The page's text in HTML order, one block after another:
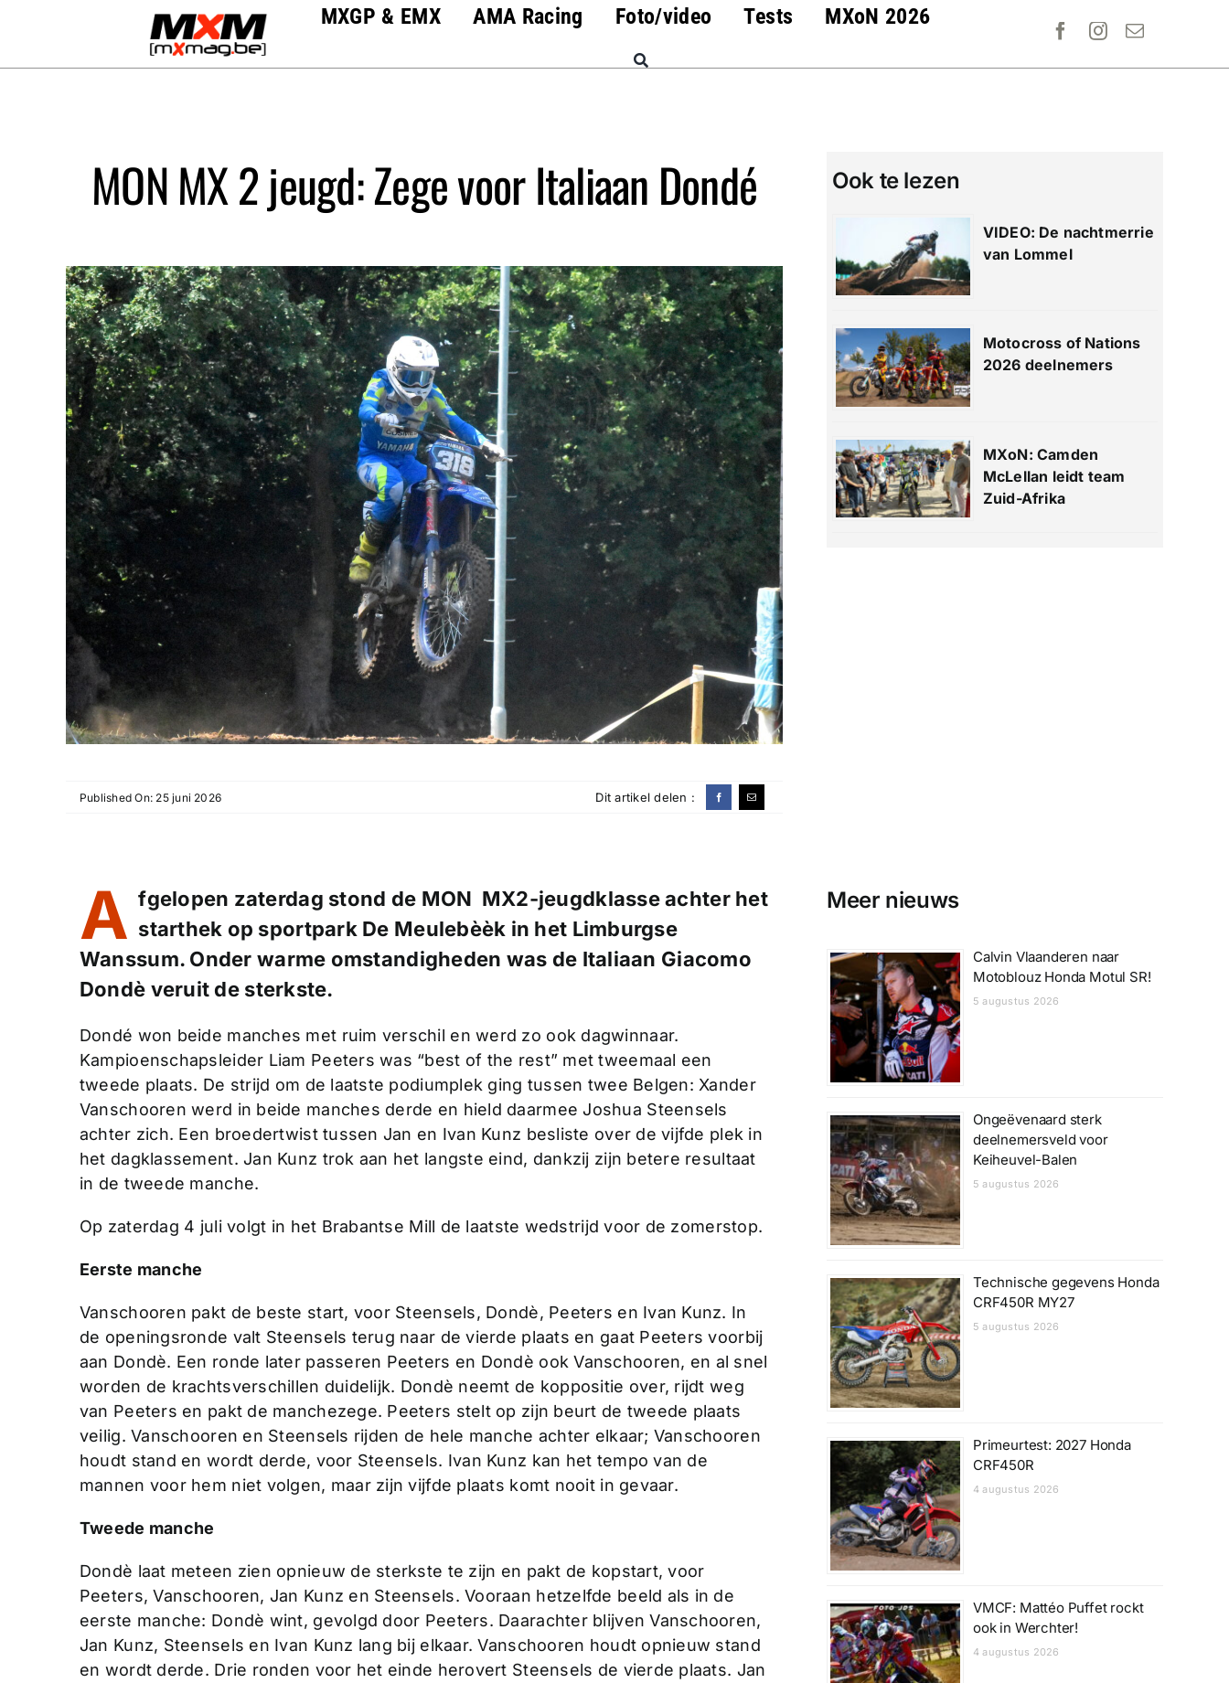
MXGP & EMX AMA Racing Foto/video Tests MXoN 2026
MON MX 2 jeugd: Zege voor Italiaan Dondé Ook te lezen
VIDEO: De nachtmerrie
van Lommel
Motocross of Nations
2026 deelnemers
MXoN: Camden
McLellan leidt team
Zuid-Afrika
Published On: 25 juni 2026 Dit artikel delen :
A fgelopen zaterdag stond de MON MX2-jeugdklasse achter het
starthek op sportpark De Meulebèèk in het Limburgse
Wanssum. Onder warme omstandigheden was de Italiaan Giacomo
Dondè veruit de sterkste.
Dondé won beide manches met ruim verschil en werd zo ook dagwinnaar.
Kampioenschapsleider Liam Peeters was “best of the rest” met tweemaal een
tweede plaats. De strijd om de laatste podiumplek ging tussen twee Belgen: Xander
Vanschooren werd in beide manches derde en hield daarmee Joshua Steensels
achter zich. Een broedertwist tussen Jan en Ivan Kunz besliste over de vijfde plek in
het dagklassement. Jan Kunz trok aan het langste eind, dankzij zijn betere resultaat
in de tweede manche.
Op zaterdag 4 juli volgt in het Brabantse Mill de laatste wedstrijd voor de zomerstop.
Eerste manche
Vanschooren pakt de beste start, voor Steensels, Dondè, Peeters en Ivan Kunz. In
de openingsronde valt Steensels terug naar de vierde plaats en gaat Peeters voorbij
aan Dondè. Een ronde later passeren Peeters en Dondè ook Vanschooren, en al snel
worden de krachtsverschillen duidelijk. Dondè neemt de koppositie over, rijdt weg
van Peeters en pakt de manchezege. Peeters stelt op zijn beurt de tweede plaats
veilig. Vanschooren en Steensels rijden de hele manche achter elkaar; Vanschooren
houdt stand en wordt derde, voor Steensels. Ivan Kunz kan het tempo van de
mannen voor hem niet volgen, maar zijn vijfde plaats komt nooit in gevaar.
Tweede manche
Dondè laat meteen zien opnieuw de sterkste te zijn en pakt de kopstart, voor
Peeters, Vanschooren, Jan Kunz en Steensels. Vooraan hetzelfde beeld als in de
eerste manche: Dondè wint, gevolgd door Peeters. Daarachter blijven Vanschooren,
Jan Kunz, Steensels en Ivan Kunz lang bij elkaar. Vanschooren houdt opnieuw stand
en wordt derde. Drie ronden voor het einde herovert Steensels de vierde plaats. Jan
Meer nieuws
Calvin Vlaanderen naar
Motoblouz Honda Motul SR!
5 augustus 2026
Ongeëvenaard sterk
deelnemersveld voor
Keiheuvel-Balen
5 augustus 2026
Technische gegevens Honda
CRF450R MY27
5 augustus 2026
Primeurtest: 2027 Honda
CRF450R
4 augustus 2026
VMCF: Mattéo Puffet rockt
ook in Werchter!
4 augustus 2026